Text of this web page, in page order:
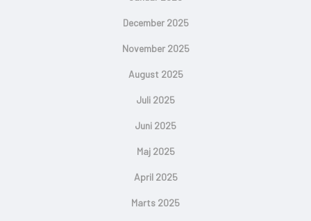
December 2025
November 2025
August 2025
Juli 2025
Juni 2025
Maj 2025
April 2025
Marts 2025